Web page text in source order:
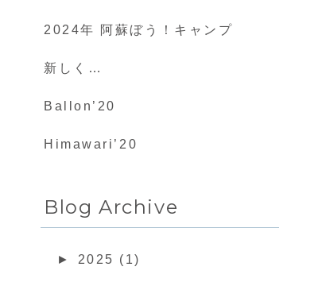
2024年 阿蘇ぼう！キャンプ
新しく…
Ballon’20
Himawari’20
Blog Archive
► 2025 (1)